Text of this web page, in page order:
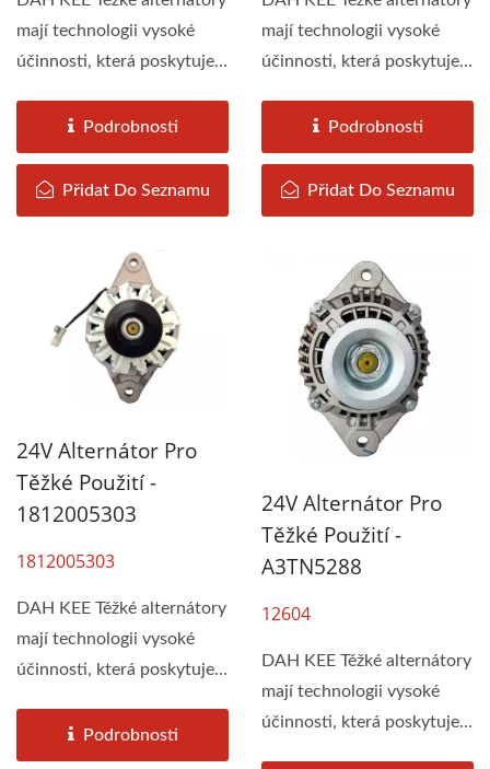
mají technologii vysoké
účinnosti, která poskytuje
Podrobnosti
Přidat Do Seznamu
mají technologii vysoké
účinnosti, která poskytuje
Podrobnosti
Přidat Do Seznamu
24V Alternátor Pro
Těžké Použití -
1812005303
1812005303
DAH KEE Těžké alternátory
mají technologii vysoké
účinnosti, která poskytuje
Podrobnosti
24V Alternátor Pro
Těžké Použití -
A3TN5288
12604
DAH KEE Těžké alternátory
mají technologii vysoké
účinnosti, která poskytuje